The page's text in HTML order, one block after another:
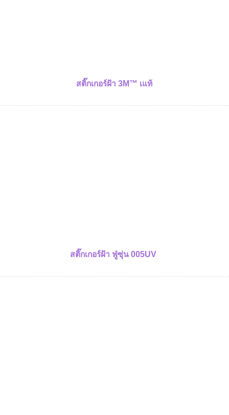
สติ๊กเกอร์ฝ้า 3M™ เแท้
สติ๊กเกอร์ฝ้า ฟู่ซุ่น 005UV